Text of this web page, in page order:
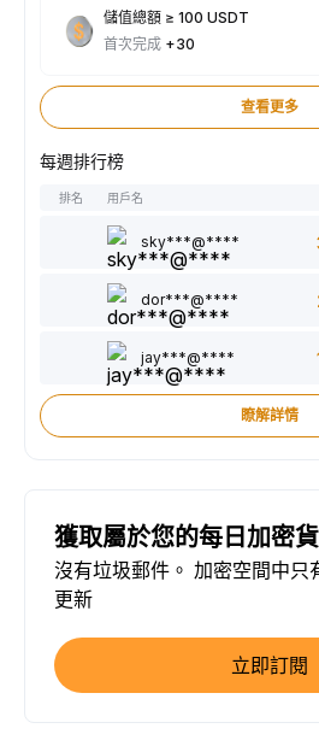
儲值總額 ≥ 100 USDT
首次完成 +30
查看更多
每週排行榜
排名 用戶名
sky***@****
dor***@****
jay***@****
瞭解詳情
獲取屬於您的每日加密
沒有垃圾郵件。 加密空間中只
更新
立即訂閱